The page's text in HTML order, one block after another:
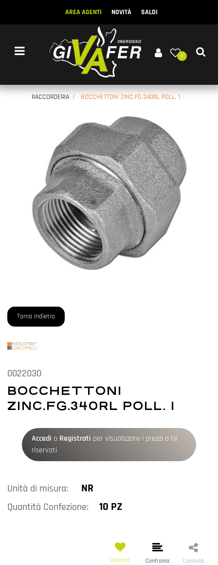
AREA AGENTI NOVITÀ SALDI
Open menu
0
RACCORDERIA BOCCHETTONI ZINC.FG.340RL POLL. 1
Torna Indietro
0022030
BOCCHETTONI
ZINC.FG.340RL POLL. 1
Accedi o Registrati per visualizzare i prezzi a te
riservati
Unità di misura: NR
Quantità Confezione: 10 PZ
Wishlist Confronta Condividi